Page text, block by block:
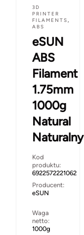
3D
PRINTER
FILAMENTS,
ABS
eSUN
ABS
Filament
1.75mm
1000g
Natural
Naturalny
Kod
produktu:
6922572221062
Producent:
eSUN
Waga
netto:
1000g